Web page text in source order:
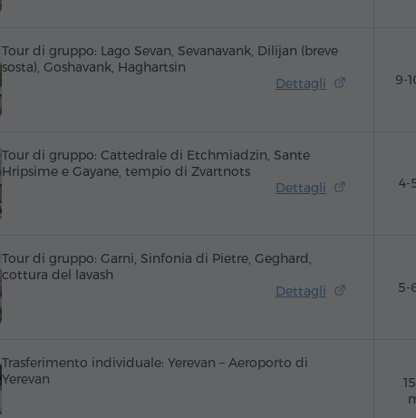
Tour di gruppo: Lago Sevan, Sevanavank, Dilijan (breve
sosta), Goshavank, Haghartsin
Dettagli
9-
Tour di gruppo: Cattedrale di Etchmiadzin, Sante
Hripsime e Gayane, tempio di Zvartnots
Dettagli
4-
Tour di gruppo: Garni, Sinfonia di Pietre, Geghard,
cottura del lavash
Dettagli
5-
Trasferimento individuale: Yerevan – Aeroporto di
Yerevan